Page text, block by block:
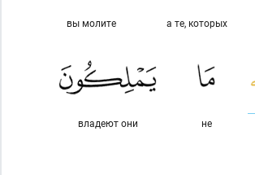
а те, которых
вы молите
не
владеют они